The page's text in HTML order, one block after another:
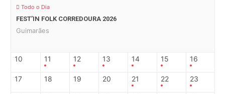
Todo o Dia
FEST’IN FOLK CORREDOURA 2026
Guimarães
10 11 12 13 14 15 16
17 18 19 20 21 22 23